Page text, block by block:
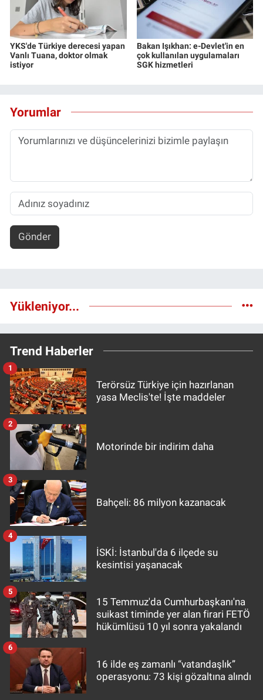
YKS'de Türkiye derecesi yapan
Vanlı Tuana, doktor olmak
istiyor
Bakan Işıkhan: e-Devlet'in en
çok kullanılan uygulamaları
SGK hizmetleri
Yorumlar
Gönder
Yükleniyor...
Trend Haberler
Terörsüz Türkiye için hazırlanan
yasa Meclis'te! İşte maddeler
1
Motorinde bir indirim daha
2
Bahçeli: 86 milyon kazanacak
3
İSKİ: İstanbul'da 6 ilçede su
kesintisi yaşanacak
4
15 Temmuz'da Cumhurbaşkanı'na
suikast timinde yer alan firari FETÖ
hükümlüsü 10 yıl sonra yakalandı
5
16 ilde eş zamanlı “vatandaşlık”
operasyonu: 73 kişi gözaltına alındı
6